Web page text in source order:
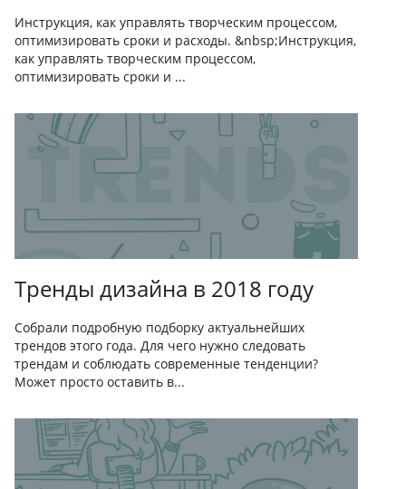
Инструкция, как управлять творческим процессом,
оптимизировать сроки и расходы. &nbsp;Инструкция,
как управлять творческим процессом,
оптимизировать сроки и ...
Тренды дизайна в 2018 году
Собрали подробную подборку актуальнейших
трендов этого года. Для чего нужно следовать
трендам и соблюдать современные тенденции?
Может просто оставить в...